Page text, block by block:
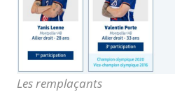
Les remplaçants